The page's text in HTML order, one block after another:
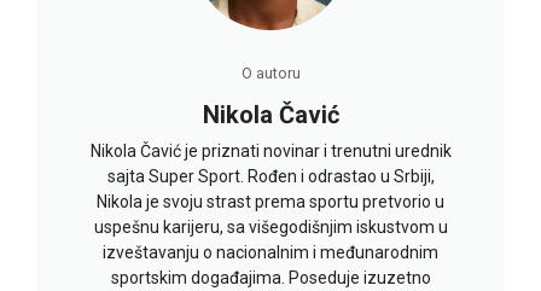
O autoru
Nikola Čavić
Nikola Čavić je priznati novinar i trenutni urednik
sajta Super Sport. Rođen i odrastao u Srbiji,
Nikola je svoju strast prema sportu pretvorio u
uspešnu karijeru, sa višegodišnjim iskustvom u
izveštavanju o nacionalnim i međunarodnim
sportskim događajima. Poseduje izuzetno